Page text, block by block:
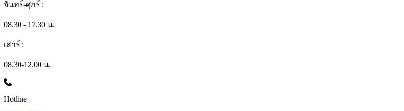
จันทร์-ศุกร์ :
08.30 - 17.30 น.
เสาร์ :
08.30-12.00 น.
Hotline